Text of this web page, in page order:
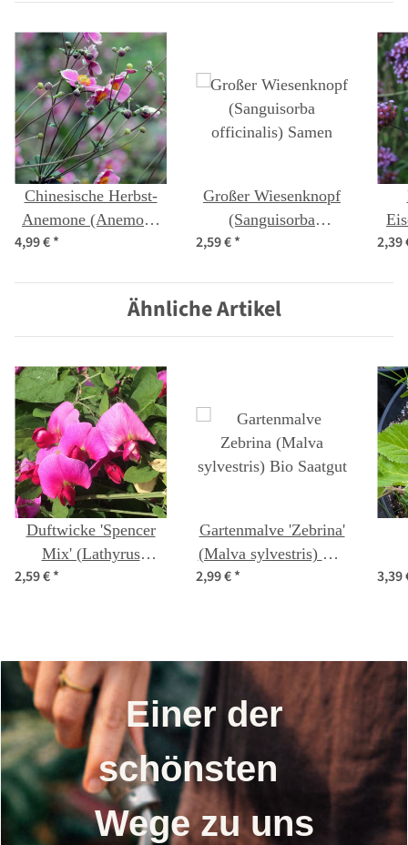
Chinesische Herbst-
Anemone (Anemone
hupehensis var.
4,99 €*
Großer Wiesenknopf
(Sanguisorba
officinalis) Samen
2,59 €* 2,39
Ähnliche Artikel
Duftwicke 'Spencer
Mix' (Lathyrus
odoratus) Bio Saatgut
2,59 €*
Gartenmalve 'Zebrina'
(Malva sylvestris) Bio
2,99 €* 3,39
Einer der
schönsten
Wege zu uns